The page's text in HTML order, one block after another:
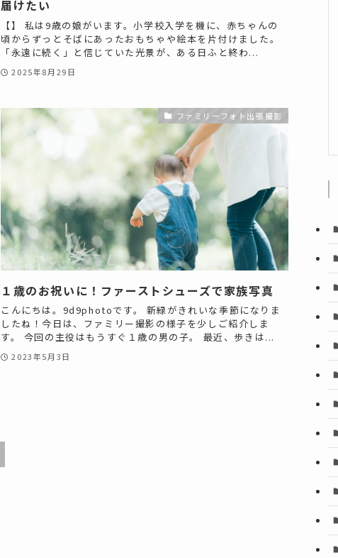
届けたい
【】 私は9歳の娘がいます。小学校入学を機に、赤ちゃんの
頃からずっとそばにあったおもちゃや絵本を片付けました。
「永遠に続く」と信じていた光景が、ある日ふと終わ...
2025年8月29日
ファミリーフォト出張撮影
１歳のお祝いに！ファーストシューズで家族写真
こんにちは。9d9photoです。 新緑がきれいな季節になりま
したね！今日は、ファミリー撮影の様子を少しご紹介しま
す。 今回の主役はもうすぐ１歳の男の子。 最近、歩きは...
2023年5月3日